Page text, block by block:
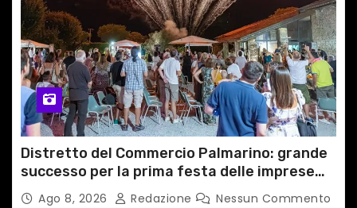
Distretto del Commercio Palmarino: grande
successo per la prima festa delle imprese
del territorio
Ago 8, 2026 Redazione Nessun Commento